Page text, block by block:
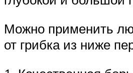
Можно применить
от грибка из ниже